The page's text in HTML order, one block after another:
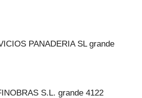
PANADERIA SL grande
S.L. grande 4122